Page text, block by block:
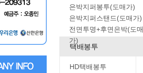
은박지퍼봉투(도매가)
은박지퍼스탠드(도매가)
전면투명+후면은박(도매
가)
택배봉투
HD택배봉투